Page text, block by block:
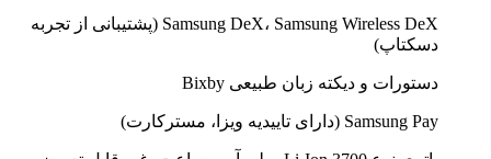
Samsung DeX، Samsung Wireless DeX (پشتیبانی از تجربه
دسکتاپ)
دستورات و دیکته زبان طبیعی Bixby
Samsung Pay (دارای تاییدیه ویزا، مسترکارت)